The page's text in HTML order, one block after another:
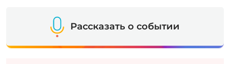
Рассказать о событии